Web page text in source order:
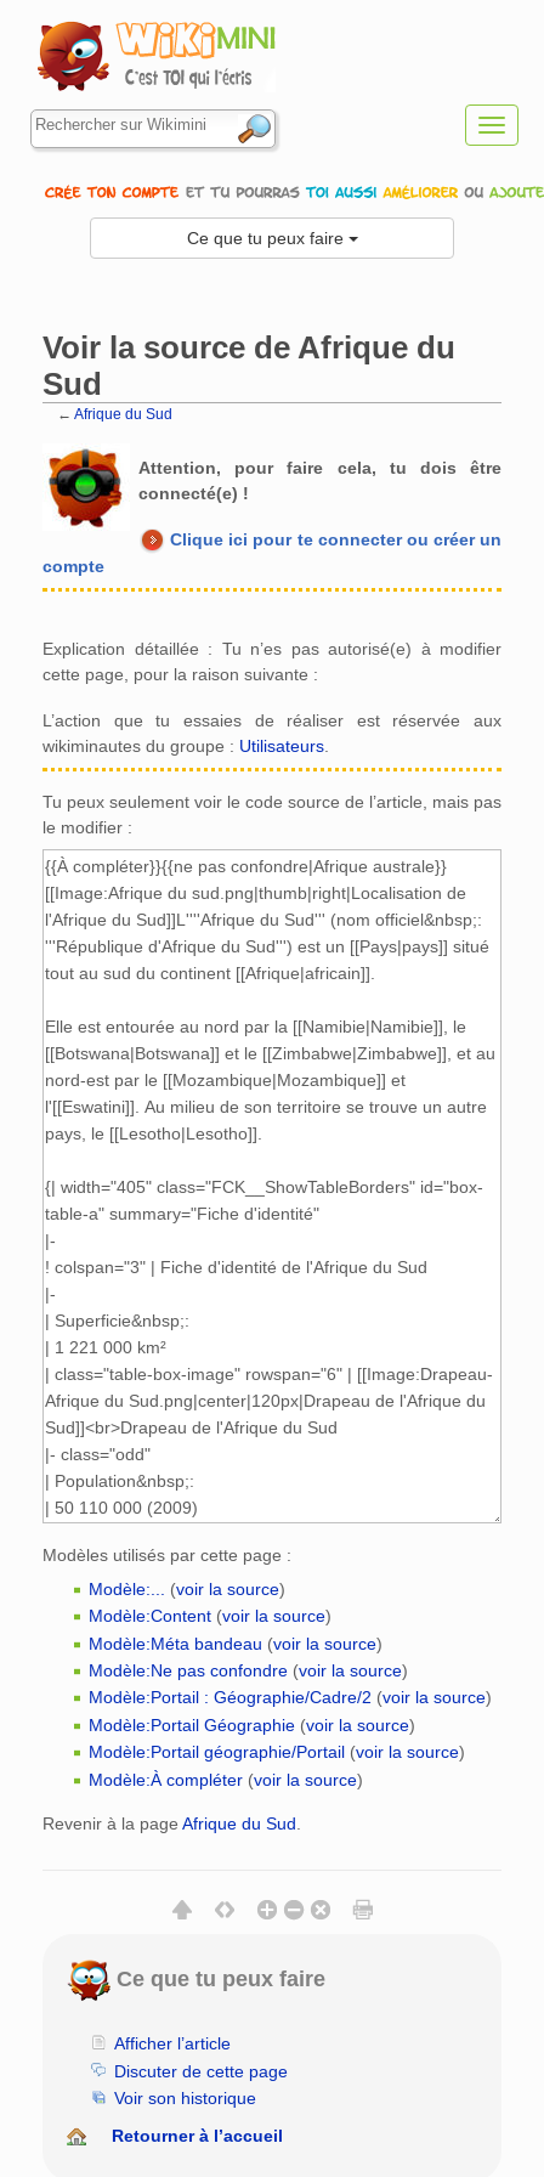
Ce que tu peux faire
Voir la source de Afrique du
Sud
← Afrique du Sud
Attention, pour faire cela, tu dois être
connecté(e) !
Clique ici pour te connecter ou créer un
compte
Explication détaillée : Tu n’es pas autorisé(e) à modifier
cette page, pour la raison suivante :
L’action que tu essaies de réaliser est réservée aux
wikiminautes du groupe : Utilisateurs
Tu peux seulement voir le code source de l’article, mais pas
le modifier :
Modèles utilisés par cette page :
Modèle:...
(voir la source)
Modèle:Content(voir la source)
Modèle:Méta bandeau (voir la source)
Modèle:Ne pas confondre(voir la source)
Modèle:Portail : Géographie/Cadre/2 (voir la source)
Modèle:Portail Géographie(voir la source)
Modèle:Portail géographie/Portail(voir la source)
Modèle:À compléter(voir la source)
Revenir à la page Afrique du Sud
Ce que tu peux faire
Afficher l’article
Discuter de cette page
Voir son historique
Retourner à l’accueil